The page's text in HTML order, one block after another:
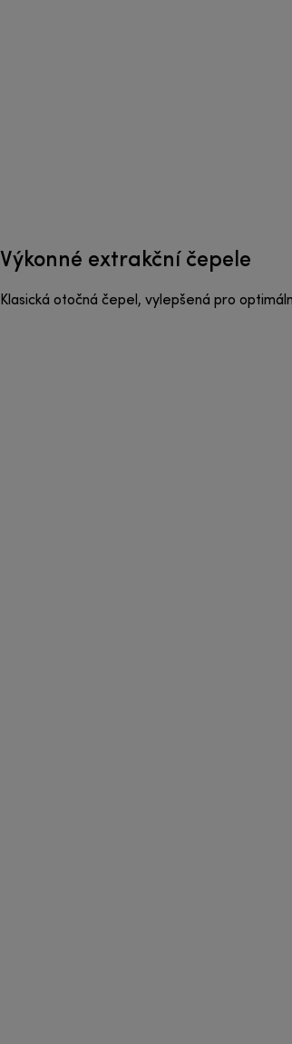
Výkonné extrakční čepele
Klasická otočná čepel, vylepšená pro